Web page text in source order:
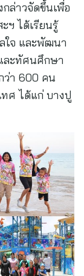
ล่าวจัดขึ้นเพื่อ
ฯ ได้เรียนรู้
ใจ และพัฒนา
ละทัศนศึกษา
ว่า 600 คน
ศ ได้แก่ บางปู